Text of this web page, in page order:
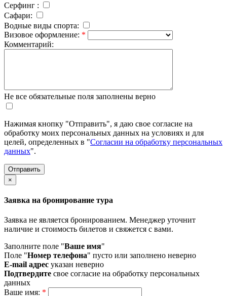
Серфинг :
Cафари:
Водные виды спорта:
Визовое оформление: *
Комментарий:
Не все обязательные поля заполнены верно
Нажимая кнопку "Отправить", я даю свое согласие на
обработку моих персональных данных на условиях и для
целей, определенных в "Согласии на обработку персональных
данных".
×
Заявка на бронирование тура
Заявка не является бронированием. Менеджер уточнит
наличие и стоимость билетов и свяжется с вами.
Заполните поле "Ваше имя"
Поле "Номер телефона" пусто или заполнено неверно
E-mail адрес указан неверно
Подтвердите свое согласие на обработку персональных
данных
Ваше имя: *